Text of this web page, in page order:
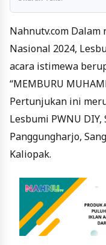
Nahnutv.com
Nasional 2024,
acara istimewa
“MEMBURU
Pertunjukan ini
Lesbumi PWNU
Panggungharjo,
Kaliopak.